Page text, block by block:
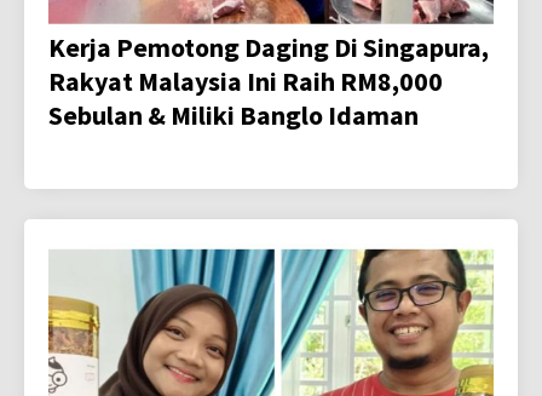
Kerja Pemotong Daging Di Singapura,
Rakyat Malaysia Ini Raih RM8,000
Sebulan & Miliki Banglo Idaman